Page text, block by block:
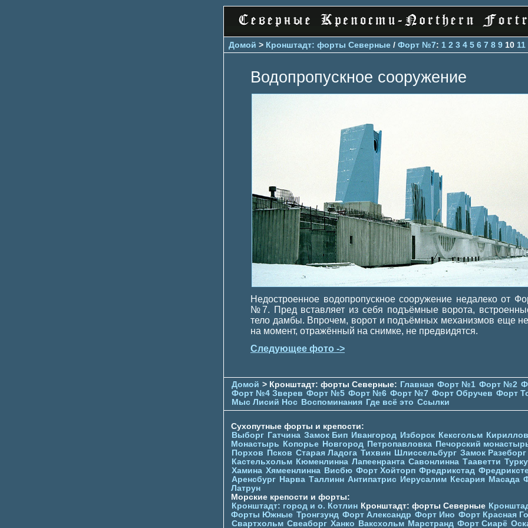
Домой > Кронштадт: форты Северные / Форт №7: 1 2 3 4 5 6 7 8 9 10 11
Водопропускное сооружение
Недостроенное водопропускное сооружение недалеко от
№7. Пред вставляет из себя подъёмные ворота,
тело дамбы. Впрочем, ворот и подъёмных механизмов еще
на момент, отражённый на снимке, не предвидятся.
Следующее фото ->
Домой > Кронштадт: форты Северные: Главная Форт №1 Форт №2
Форт №4 Зверев Форт №5 Форт №6 Форт №7 Форт Обручев Форт
Мыс Лисий Нос Воспоминания Где всё это Ссылки
Сухопутные форты и крепости:
Выборг Гатчина Замок Бип Ивангород Изборск Кексгольм
Монастырь
Копорье Новгород Петропавловка Печорcкий
Порхов
Псков Старая Ладога Тихвин Шлиссельбург Замок Разеборг
Кастельхольм Кюменлинна Лапеенранта Савонлинна Тааветти Турку
Хамина Хямеенлинна Висбю Форт Хойторп Фредрикстад
Аренсбург Нарва Таллинн Антипатрис Иерусалим Кесария Масада
Латрун
Морские крепости и форты:
Кронштадт: город и о. Котлин Кронштадт: форты Северные
Форты Южные Тронгзунд Форт Александр Форт Ино Форт Красная
Свартхольм Свеаборг Ханко Ваксхольм Марстранд Форт Сиарё